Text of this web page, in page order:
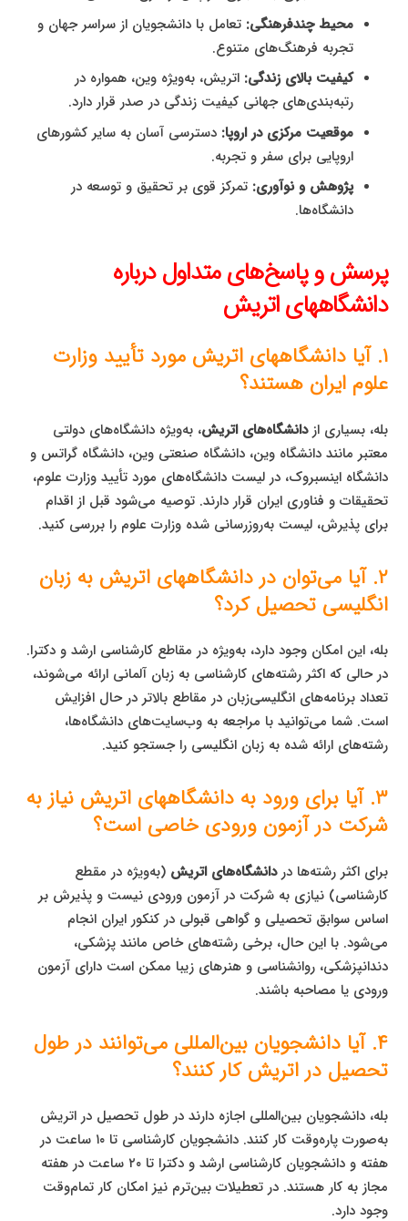
محیط چندفرهنگی: تعامل با دانشجویان از سراسر جهان و
تجربه فرهنگ‌های متنوع.
کیفیت بالای زندگی: اتریش، به‌ویژه وین، همواره در
رتبه‌بندی‌های جهانی کیفیت زندگی در صدر قرار دارد.
موقعیت مرکزی در اروپا: دسترسی آسان به سایر کشورهای
اروپایی برای سفر و تجربه.
پژوهش و نوآوری: تمرکز قوی بر تحقیق و توسعه در
دانشگاه‌ها.
پرسش و پاسخ‌های متداول درباره
دانشگاههای اتریش
۱. آیا دانشگاههای اتریش مورد تأیید وزارت
علوم ایران هستند؟
بله، بسیاری ازدانشگاه‌های اتریش، به‌ویژه دانشگاه‌های دولتی
معتبر مانند دانشگاه وین، دانشگاه صنعتی وین، دانشگاه گراتس و
دانشگاه اینسبروک، در لیست دانشگاه‌های مورد تأیید وزارت علوم،
تحقیقات و فناوری ایران قرار دارند. توصیه می‌شود قبل از اقدام
برای پذیرش، لیست به‌روزرسانی شده وزارت علوم را بررسی کنید.
۲. آیا می‌توان در دانشگاههای اتریش به زبان
انگلیسی تحصیل کرد؟
بله، این امکان وجود دارد، به‌ویژه در مقاطع کارشناسی ارشد و دکترا.
در حالی که اکثر رشته‌های کارشناسی به زبان آلمانی ارائه می‌شوند،
تعداد برنامه‌های انگلیسی‌زبان در مقاطع بالاتر در حال افزایش
است. شما می‌توانید با مراجعه به وب‌سایت‌های دانشگاه‌ها،
رشته‌های ارائه شده به زبان انگلیسی را جستجو کنید.
۳. آیا برای ورود به دانشگاههای اتریش نیاز به
شرکت در آزمون ورودی خاصی است؟
برای اکثر رشته‌ها دردانشگاه‌های اتریش (به‌ویژه در مقطع
کارشناسی) نیازی به شرکت در آزمون ورودی نیست و پذیرش بر
اساس سوابق تحصیلی و گواهی قبولی در کنکور ایران انجام
می‌شود. با این حال، برخی رشته‌های خاص مانند پزشکی،
دندانپزشکی، روانشناسی و هنرهای زیبا ممکن است دارای آزمون
ورودی یا مصاحبه باشند.
۴. آیا دانشجویان بین‌المللی می‌توانند در طول
تحصیل در اتریش کار کنند؟
بله، دانشجویان بین‌المللی اجازه دارند در طول تحصیل در اتریش
به‌صورت پاره‌وقت کار کنند. دانشجویان کارشناسی تا ۱۰ ساعت در
هفته و دانشجویان کارشناسی ارشد و دکترا تا ۲۰ ساعت در هفته
مجاز به کار هستند. در تعطیلات بین‌ترم نیز امکان کار تمام‌وقت
وجود دارد.